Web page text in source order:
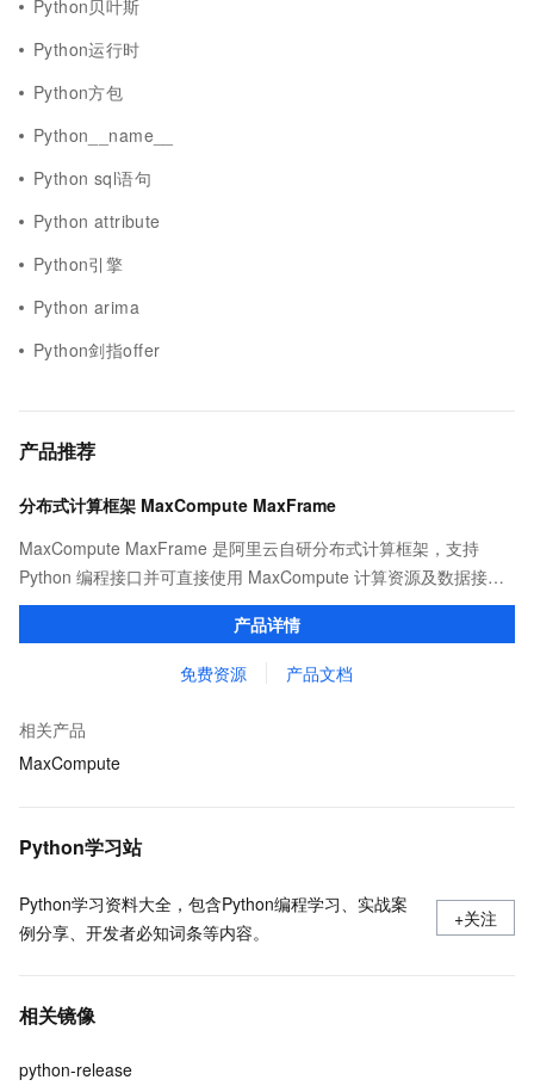
Python贝叶斯
Python运行时
Python方包
Python__name__
Python sql语句
Python attribute
Python引擎
Python arima
Python剑指offer
产品推荐
分布式计算框架 MaxCompute MaxFrame
MaxCompute MaxFrame 是阿里云自研分布式计算框架，支持
Python 编程接口并可直接使用 MaxCompute 计算资源及数据接
口，与 MaxCompute Notebook、镜像管理等功能共同构成
MaxCompute 完整 Python 开发生态。
产品详情
免费资源 产品文档
相关产品
MaxCompute
Python学习站
Python学习资料大全，包含Python编程学习、实战案
例分享、开发者必知词条等内容。
+关注
相关镜像
python-release